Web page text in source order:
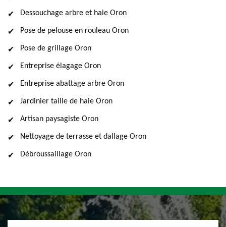
Dessouchage arbre et haie Oron
Pose de pelouse en rouleau Oron
Pose de grillage Oron
Entreprise élagage Oron
Entreprise abattage arbre Oron
Jardinier taille de haie Oron
Artisan paysagiste Oron
Nettoyage de terrasse et dallage Oron
Débroussaillage Oron